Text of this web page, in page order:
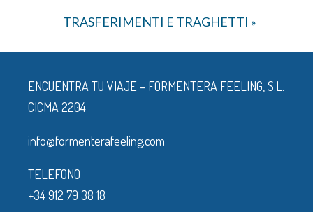
TRASFERIMENTI E TRAGHETTI »
ENCUENTRA TU VIAJE – FORMENTERA FEELING, S.L.
CICMA 2204
info@formenterafeeling.com
TELEFONO
+34 912 79 38 18